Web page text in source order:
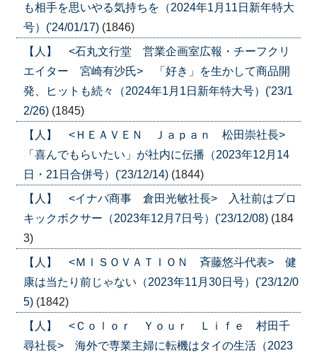
も相手を思いやる気持ちを（2024年1月11日新年特大
号）('24/01/17) (1846)
【人】 <石丸文行堂 営業企画室広報・チーフクリ
エイター 宮崎有沙氏> 「好き」を生かして商品開
発、ヒットも続々（2024年1月1日新年特大号）('23/1
2/26) (1845)
【人】 <ＨＥＡＶＥＮ Ｊａｐａｎ 松田崇社長>
「喜んでもらいたい」が社内に伝播（2023年12月14
日・21日合併号）('23/12/14) (1844)
【人】 <イナバ商事 倉田光敏社長> 入社前はプロ
キックボクサー（2023年12月7日号）('23/12/08) (184
3)
【人】 <ＭＩＳＯＶＡＴＩＯＮ 斉藤悠斗代表> 健
康は当たり前じゃない（2023年11月30日号）('23/12/0
5) (1842)
【人】 <Ｃｏｌｏｒ Ｙｏｕｒ Ｌｉｆｅ 村田千
尋社長> 海外で専業主婦に転機はタイの生活（2023